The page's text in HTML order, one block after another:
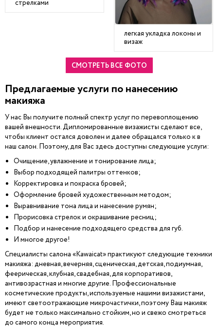
стрелками
легкая укладка локоны и
визаж
СМОТРЕТЬ ВСЕ ФОТО
Предлагаемые услуги по нанесению
макияжа
У нас Вы получите полный спектр услуг по перевоплощению
вашей внешности. Дипломированные визажисты сделают все,
чтобы клиент остался доволен и далее обращался только к в
наш салон. Поэтому, для Вас здесь доступны следующие услуги:
Очищение, увлажнение и тонирование лица;
Выбор подходящей палитры оттенков;
Корректировка и покраска бровей;
Оформление бровей художественным методом;
Выравнивание тона лица и нанесение румян;
Прорисовка стрелок и окрашивание ресниц;
Подбор и нанесение подходящего средства для губ.
И многое другое!
Специалисты салона «Kawaicat» практикуют следующие техники
макияжа: дневная, вечерняя, сценическая, детская, подиумная,
феерическая, клубная, свадебная, для корпоративов,
антивозрастная и многие другие. Профессиональные
косметические продукты, используемые нашими визажистами,
имеют светоотражающие микрочастички, поэтому Ваш макияж
будет не только максимально стойким, но и свежо смотреться
до самого конца мероприятия.